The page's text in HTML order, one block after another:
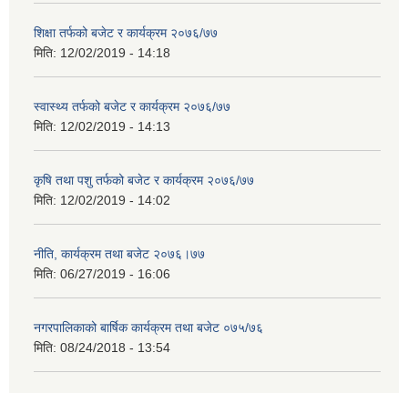
शिक्षा तर्फको बजेट र कार्यक्रम २०७६/७७
मिति: 12/02/2019 - 14:18
स्वास्थ्य तर्फको बजेट र कार्यक्रम २०७६/७७
मिति: 12/02/2019 - 14:13
कृषि तथा पशु तर्फको बजेट र कार्यक्रम २०७६/७७
मिति: 12/02/2019 - 14:02
नीति, कार्यक्रम तथा बजेट २०७६।७७
मिति: 06/27/2019 - 16:06
नगरपालिकाको बार्षिक कार्यक्रम तथा बजेट ०७५/७६
मिति: 08/24/2018 - 13:54